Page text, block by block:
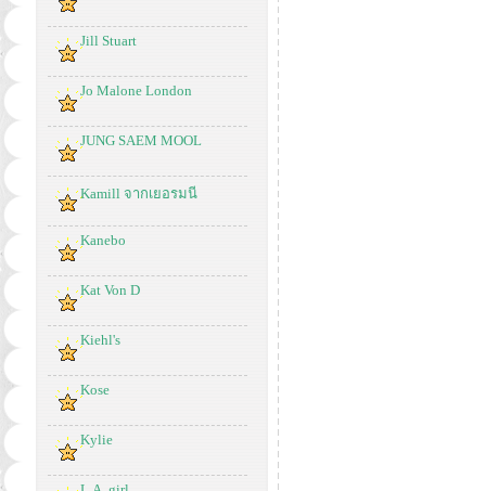
Jill Stuart
Jo Malone London
JUNG SAEM MOOL
Kamill จากเยอรมนี
Kanebo
Kat Von D
Kiehl's
Kose
Kylie